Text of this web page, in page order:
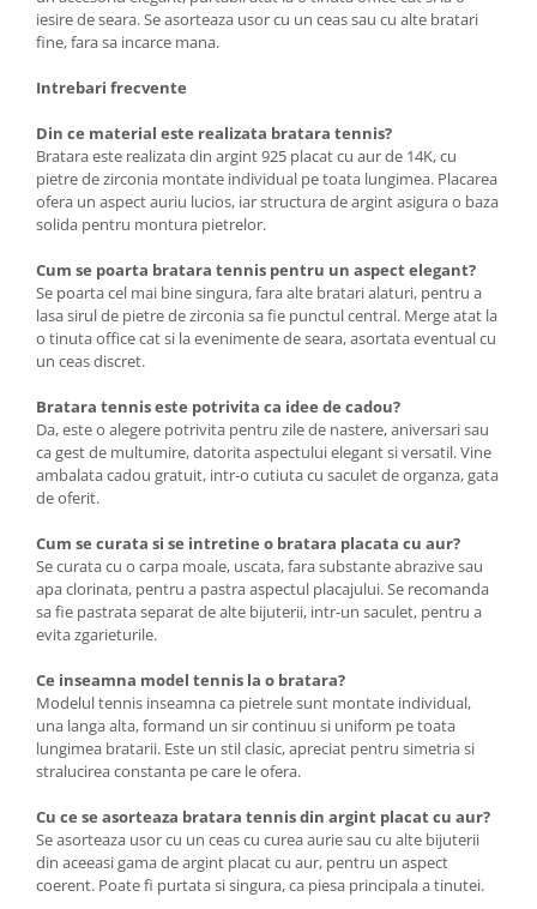
iesire de seara. Se asorteaza usor cu un ceas sau cu alte bratari
fine, fara sa incarce mana.
Intrebari frecvente
Din ce material este realizata bratara tennis?
Bratara este realizata din argint 925 placat cu aur de 14K, cu
pietre de zirconia montate individual pe toata lungimea. Placarea
ofera un aspect auriu lucios, iar structura de argint asigura o baza
solida pentru montura pietrelor.
Cum se poarta bratara tennis pentru un aspect elegant?
Se poarta cel mai bine singura, fara alte bratari alaturi, pentru a
lasa sirul de pietre de zirconia sa fie punctul central. Merge atat la
o tinuta office cat si la evenimente de seara, asortata eventual cu
un ceas discret.
Bratara tennis este potrivita ca idee de cadou?
Da, este o alegere potrivita pentru zile de nastere, aniversari sau
ca gest de multumire, datorita aspectului elegant si versatil. Vine
ambalata cadou gratuit, intr-o cutiuta cu saculet de organza, gata
de oferit.
Cum se curata si se intretine o bratara placata cu aur?
Se curata cu o carpa moale, uscata, fara substante abrazive sau
apa clorinata, pentru a pastra aspectul placajului. Se recomanda
sa fie pastrata separat de alte bijuterii, intr-un saculet, pentru a
evita zgarieturile.
Ce inseamna model tennis la o bratara?
Modelul tennis inseamna ca pietrele sunt montate individual,
una langa alta, formand un sir continuu si uniform pe toata
lungimea bratarii. Este un stil clasic, apreciat pentru simetria si
stralucirea constanta pe care le ofera.
Cu ce se asorteaza bratara tennis din argint placat cu aur?
Se asorteaza usor cu un ceas cu curea aurie sau cu alte bijuterii
din aceeasi gama de argint placat cu aur, pentru un aspect
coerent. Poate fi purtata si singura, ca piesa principala a tinutei.